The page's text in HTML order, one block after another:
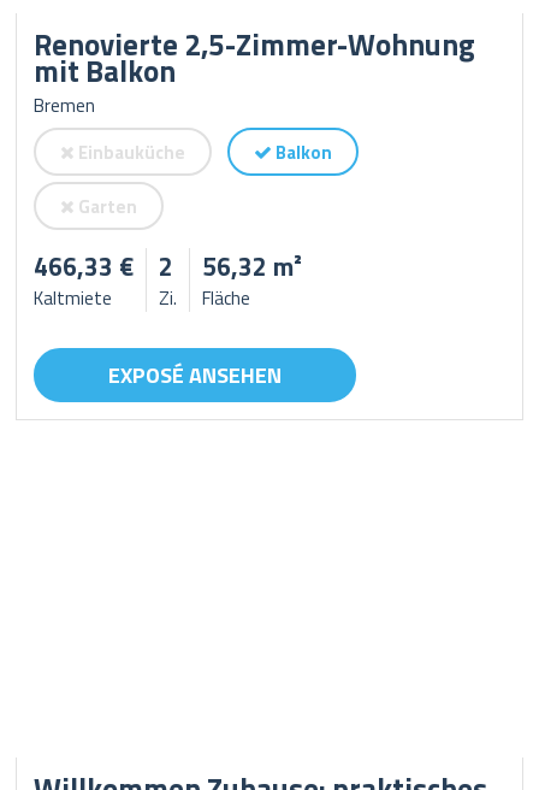
Renovierte 2,5-Zimmer-Wohnung
mit Balkon
Bremen
Einbauküche
Balkon
Garten
466,33 €
Kaltmiete
2
Zi.
56,32 m²
Fläche
EXPOSÉ ANSEHEN